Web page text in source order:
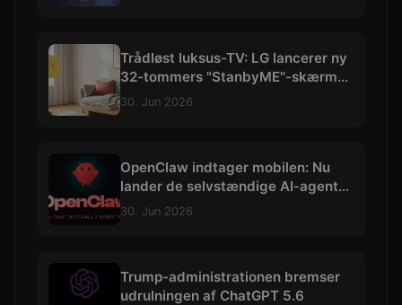
Trådløst luksus-TV: LG lancerer ny
32-tommers "StanbyME"-skærm
med 4K og batteri
30. Jun 2026
OpenClaw indtager mobilen: Nu
lander de selvstændige AI-agenter
på iOS og Android
30. Jun 2026
Trump-administrationen bremser
udrulningen af ChatGPT 5.6